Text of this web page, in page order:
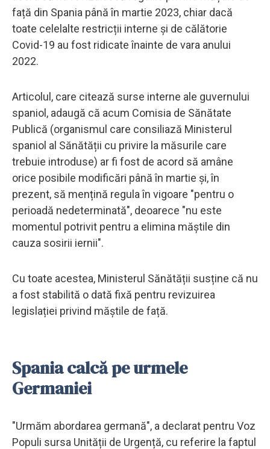
față din Spania până în martie 2023, chiar dacă
toate celelalte restricții interne și de călătorie
Covid-19 au fost ridicate înainte de vara anului
2022.
Articolul, care citează surse interne ale guvernului
spaniol, adaugă că acum Comisia de Sănătate
Publică (organismul care consiliază Ministerul
spaniol al Sănătății cu privire la măsurile care
trebuie introduse) ar fi fost de acord să amâne
orice posibile modificări până în martie și, în
prezent, să mențină regula în vigoare "pentru o
perioadă nedeterminată", deoarece "nu este
momentul potrivit pentru a elimina măștile din
cauza sosirii iernii".
Cu toate acestea, Ministerul Sănătății susține că nu
a fost stabilită o dată fixă pentru revizuirea
legislației privind măștile de față.
Spania calcă pe urmele
Germaniei
"Urmăm abordarea germană", a declarat pentru Voz
Populi sursa Unității de Urgență, cu referire la faptul